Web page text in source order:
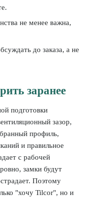
не менее важна,
до заказа, а не
заранее
подготовки
зазор,
профиль,
и правильное
с рабочей
замки будут
Поэтому
"хочу Tilcor", но и